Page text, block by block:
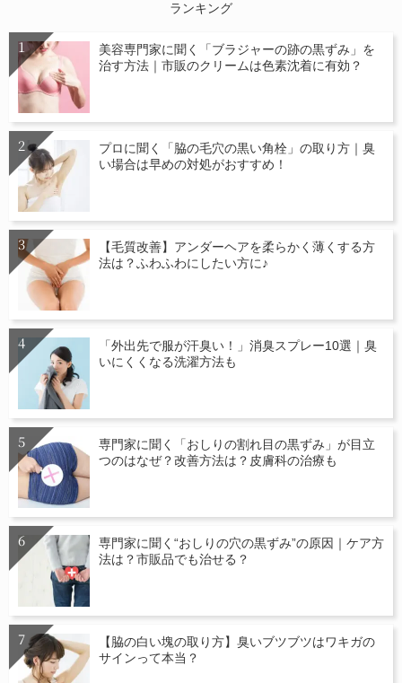
ランキング
美容専門家に聞く「ブラジャーの跡の黒ずみ」を
治す方法｜市販のクリームは色素沈着に有効？
プロに聞く「脇の毛穴の黒い角栓」の取り方｜臭
い場合は早めの対処がおすすめ！
【毛質改善】アンダーヘアを柔らかく薄くする方
法は？ふわふわにしたい方に♪
「外出先で服が汗臭い！」消臭スプレー10選｜臭
いにくくなる洗濯方法も
専門家に聞く「おしりの割れ目の黒ずみ」が目立
つのはなぜ？改善方法は？皮膚科の治療も
専門家に聞く“おしりの穴の黒ずみ”の原因｜ケア方
法は？市販品でも治せる？
【脇の白い塊の取り方】臭いブツブツはワキガの
サインって本当？